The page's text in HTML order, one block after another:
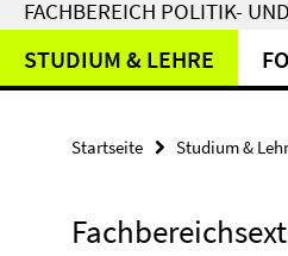
FACHBEREICH POLITIK-
STUDIUM & LEHRE
Startseite Studium &